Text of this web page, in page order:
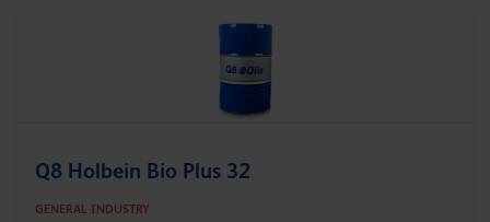
Q8 Holbein Bio Plus 32
GENERAL INDUSTRY